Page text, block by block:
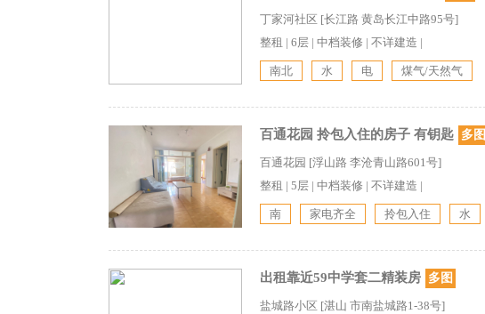
丁家河社区 [长江路 黄岛长江中路95号]
整租 | 6层 | 中档装修 | 不详建造 |
南北 水 电 煤气/天然气
百通花园 拎包入住的房子 有钥匙 多图
百通花园 [浮山路 李沧青山路601号]
整租 | 5层 | 中档装修 | 不详建造 |
南 家电齐全 拎包入住 水
出租靠近59中学套二精装房 多图
盐城路小区 [湛山 市南盐城路1-38号]